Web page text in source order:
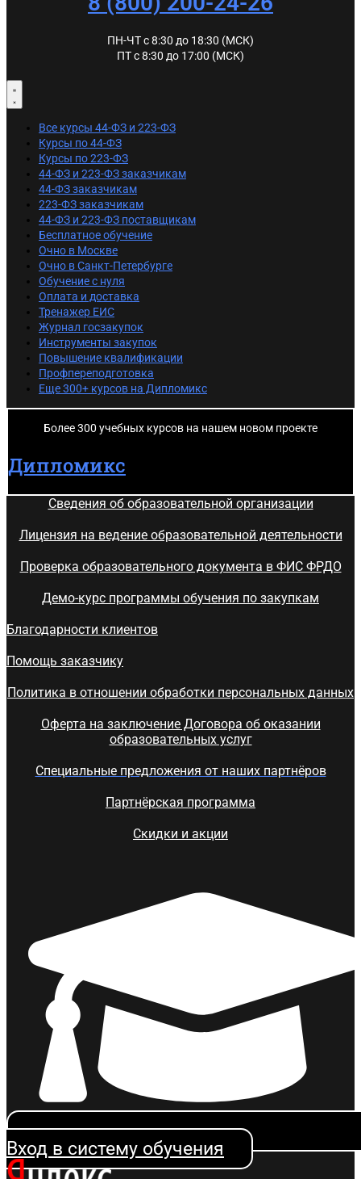
ПН-ЧТ с 8:30 до 18:30 (МСК)
ПТ с 8:30 до 17:00 (МСК)
Все курсы 44-ФЗ и 223-ФЗ
Курсы по 44-ФЗ
Курсы по 223-ФЗ
44-ФЗ и 223-ФЗ заказчикам
44-ФЗ заказчикам
223-ФЗ заказчикам
44-ФЗ и 223-ФЗ поставщикам
Бесплатное обучение
Очно в Москве
Очно в Санкт-Петербурге
Обучение с нуля
Оплата и доставка
Тренажер ЕИС
Журнал госзакупок
Инструменты закупок
Повышение квалификации
Профпереподготовка
Еще 300+ курсов на Дипломикс
Более 300 учебных курсов на нашем новом проекте
Дипломикс
Сведения об образовательной организации
Лицензия на ведение образовательной деятельности
Проверка образовательного документа в ФИС ФРДО
Демо-курс программы обучения по закупкам
Благодарности клиентов
Помощь заказчику
Политика в отношении обработки персональных данных
Оферта на заключение Договора об оказании
образовательных услуг
Специальные предложения от наших партнёров
Партнёрская программа
Скидки и акции
Вход в систему обучения